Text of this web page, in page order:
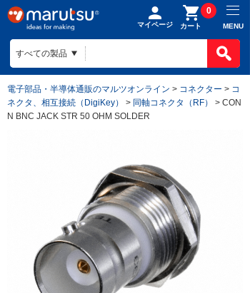
マイページ カート
0
MENU
電子部品・半導体通販のマルツオンライン > コネクター > コ
ネクタ、相互接続（DigiKey）
> 同軸コネクタ（RF）
> CON
N BNC JACK STR 50 OHM SOLDER